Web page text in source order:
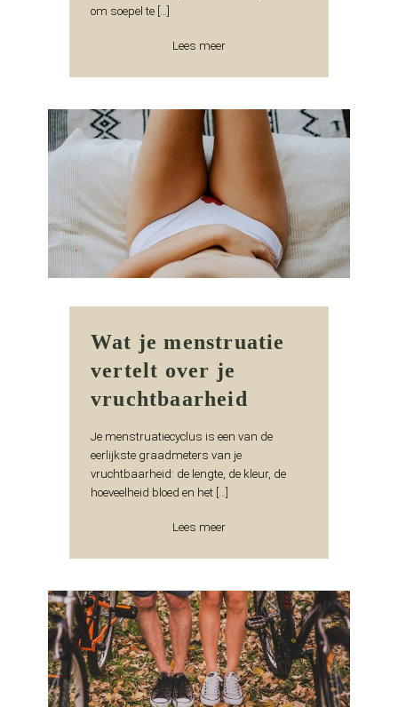
om soepel te […]
Lees meer
Wat je menstruatie
vertelt over je
vruchtbaarheid
Je menstruatiecyclus is een van de
eerlijkste graadmeters van je
vruchtbaarheid: de lengte, de kleur, de
hoeveelheid bloed en het […]
Lees meer